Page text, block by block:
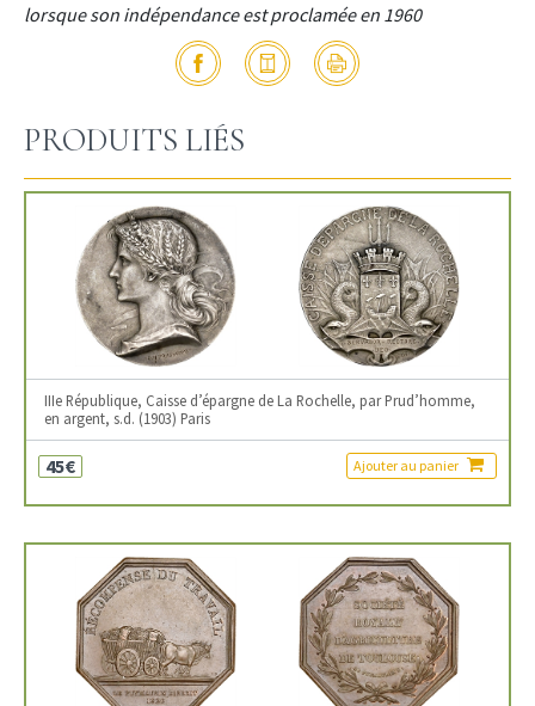
lorsque son indépendance est proclamée en 1960
PRODUITS LIÉS
IIIe République, Caisse d’épargne de La Rochelle, par Prud’homme,
en argent, s.d. (1903) Paris
45€ Ajouter au panier